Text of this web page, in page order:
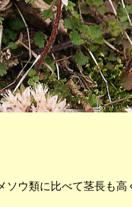
ウ類に比べて茎長も高